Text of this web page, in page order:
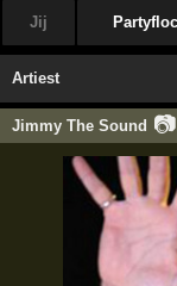
Jij
Artiest
Jimmy The Sound 📷